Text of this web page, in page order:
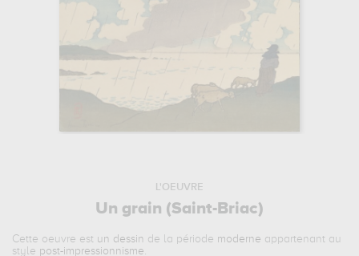
L'OEUVRE
Un grain (Saint-Briac)
Cette oeuvre est un dessin de la période moderne appartenant au
style post-impressionnisme.